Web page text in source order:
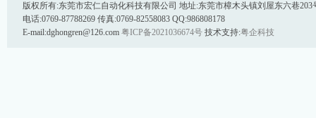
版权所有:东莞市宏仁自动化科技有限公司 地址:东莞市樟木头镇刘屋东六巷203
电话:0769-87788269 传真:0769-82558083 QQ:986808178
E-mail:dghongren@126.com 粤ICP备2021036674号 技术支持:粤企科技